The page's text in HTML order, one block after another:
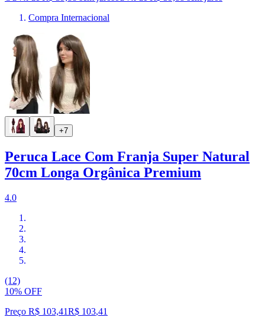
Compra Internacional
+7
Peruca Lace Com Franja Super Natural
70cm Longa Orgânica Premium
4.0
(12)
10% OFF
Preço R$ 103,41R$ 103,41